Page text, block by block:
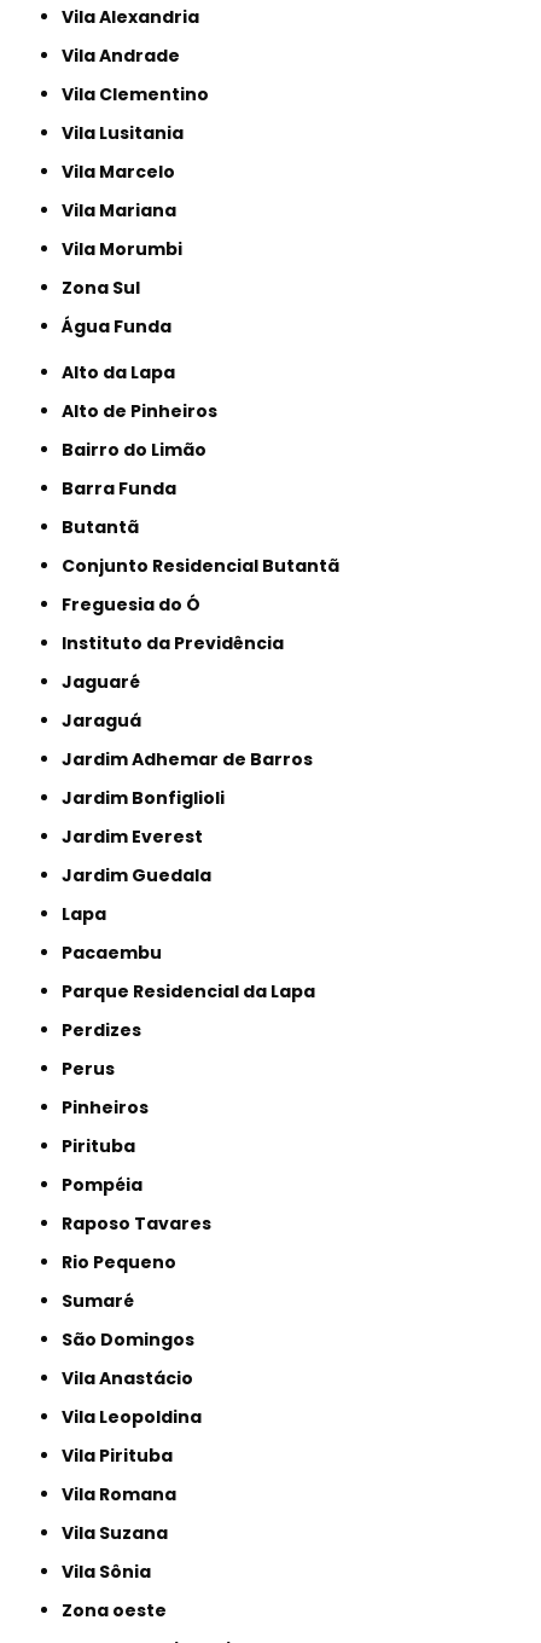
Vila Alexandria
Vila Andrade
Vila Clementino
Vila Lusitania
Vila Marcelo
Vila Mariana
Vila Morumbi
Zona Sul
Água Funda
Alto da Lapa
Alto de Pinheiros
Bairro do Limão
Barra Funda
Butantã
Conjunto Residencial Butantã
Freguesia do Ó
Instituto da Previdência
Jaguaré
Jaraguá
Jardim Adhemar de Barros
Jardim Bonfiglioli
Jardim Everest
Jardim Guedala
Lapa
Pacaembu
Parque Residencial da Lapa
Perdizes
Perus
Pinheiros
Pirituba
Pompéia
Raposo Tavares
Rio Pequeno
Sumaré
São Domingos
Vila Anastácio
Vila Leopoldina
Vila Pirituba
Vila Romana
Vila Suzana
Vila Sônia
Zona oeste